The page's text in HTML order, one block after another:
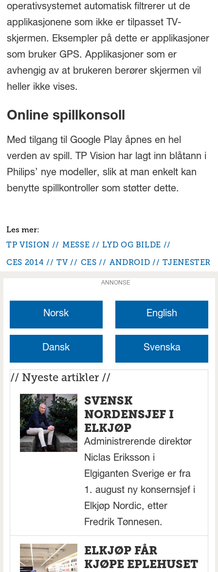
operativsystemet automatisk filtrerer ut de
applikasjonene som ikke er tilpasset TV-
skjermen. Eksempler på dette er applikasjoner
som bruker GPS. Applikasjoner som er
avhengig av at brukeren berører skjermen vil
heller ikke vises.
Online spillkonsoll
Med tilgang til Google Play åpnes en hel
verden av spill. TP Vision har lagt inn blåtann i
Philips’ nye modeller, slik at man enkelt kan
benytte spillkontroller som støtter dette.
TP VISION MESSE
LYD OG BILDE
CES 2014
TV CES ANDROID TJENESTER
ANNONSE
Norsk English
Dansk Svenska
// Nyeste artikler //
SVENSK
NORDENSJEF I
ELKJØP
Administrerende direktør
Niclas Eriksson i
Elgiganten Sverige er fra
1. august ny konsernsjef i
Elkjøp Nordic, etter
Fredrik Tønnesen.
ELKJØP FÅR
KJØPE EPLEHUSET